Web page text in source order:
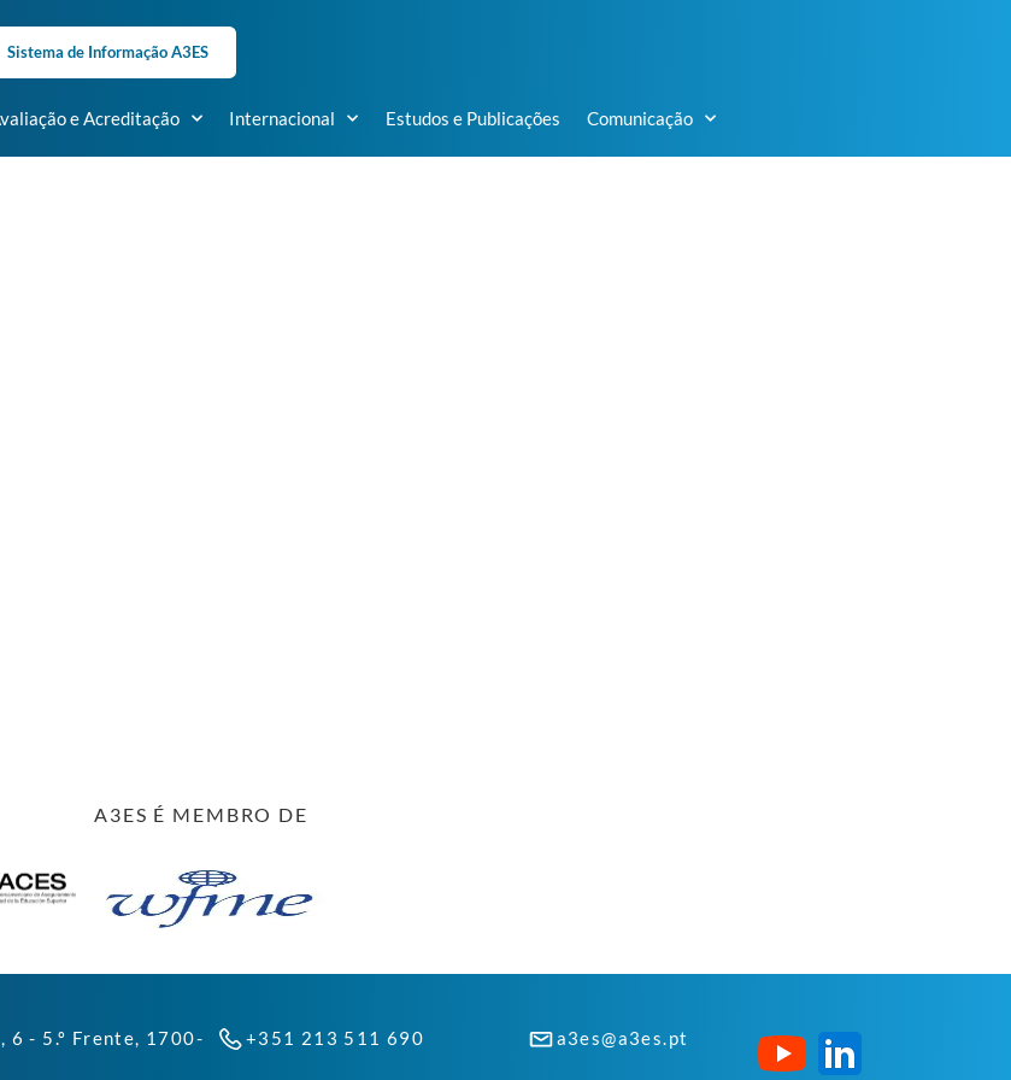
Sistema de Informação A3ES
e Acreditação Internacional Estudos e Publicações Comunicação
A3ES É MEMBRO DE
6 - 5.º Frente, 1700-
+351 213 511 690 a3es@a3es.pt